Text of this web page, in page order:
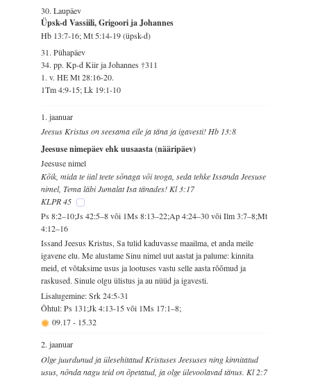
30. Laupäev
Üpsk-d Vassiili, Grigoori ja Johannes
Hb 13:7-16; Mt 5:14-19 (üpsk-d)
31. Pühapäev
34. pp. Kp-d Kiir ja Johannes †311
1. v. HE Mt 28:16-20.
1Tm 4:9-15; Lk 19:1-10
1. jaanuar
Jeesus Kristus on seesama eile ja täna ja igavesti! Hb 13:8
Jeesuse nimepäev ehk uusaasta (nääripäev)
Jeesuse nimel
Kõik, mida te iial teete sõnaga või teoga, seda tehke Issanda Jeesuse
nimel, Tema läbi Jumalat Isa tänades! Kl 3:17
KLPR 45
Ps 8:2–10;Js 42:5–8 või 1Ms 8:13–22;Ap 4:24–30 või Ilm 3:7–8;Mt
4:12–16
Issand Jeesus Kristus, Sa tulid kaduvasse maailma, et anda meile
igavene elu. Me alustame Sinu nimel uut aastat ja palume: kinnita
meid, et võtaksime usus ja lootuses vastu selle aasta rõõmud ja
raskused. Sinule olgu ülistus ja au nüüd ja igavesti.
Lisalugemine: Srk 24:5-31
Õhtul: Ps 131;Jk 4:13-15 või 1Ms 17:1–8;
09.17- 15.32
2. jaanuar
Olge juurdunud ja ülesehitatud Kristuses Jeesuses ning kinnitatud
usus, nõnda nagu teid on õpetatud, ja olge ülevoolavad tänus. Kl 2:7